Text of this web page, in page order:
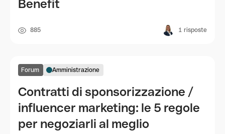
Benefit
885 1 risposte
Forum Amministrazione
Contratti di sponsorizzazione /
influencer marketing: le 5 regole
per negoziarli al meglio